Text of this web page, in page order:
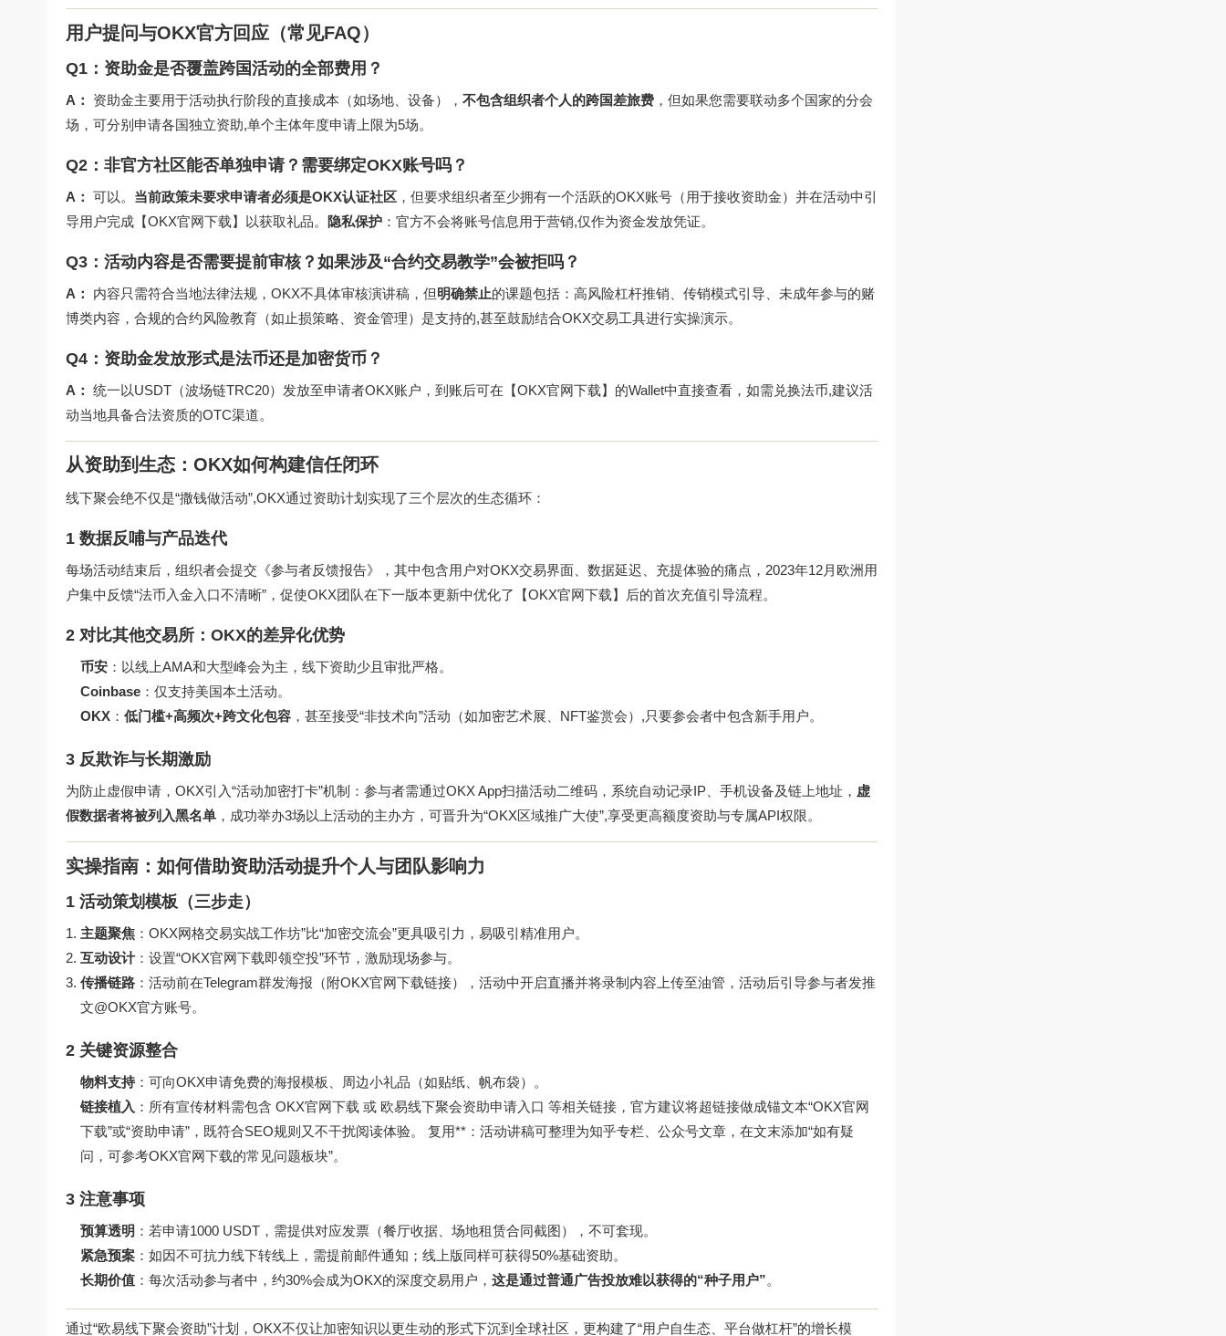
用户提问与OKX官方回应（常见FAQ）
Q1：资助金是否覆盖跨国活动的全部费用？
A： 资助金主要用于活动执行阶段的直接成本（如场地、设备）， 不包含组织者个人的跨国差旅费 ，但如果您需要联动多个国家的分会
场，可分别申请各国独立资助,单个主体年度申请上限为5场。
Q2：非官方社区能否单独申请？需要绑定OKX账号吗？
A： 可以。 当前政策未要求申请者必须是OKX认证社区 ，但要求组织者至少拥有一个活跃的OKX账号（用于接收资助金）并在活动中引
导用户完成【OKX官网下载】以获取礼品。
隐私保护 ：官方不会将账号信息用于营销,仅作为资金发放凭证。
Q3：活动内容是否需要提前审核？如果涉及“合约交易教学”会被拒吗？
A： 内容只需符合当地法律法规，OKX不具体审核演讲稿，但明确禁止的课题包括：高风险杠杆推销、传销模式引导、未成年参与的赌
博类内容，合规的合约风险教育（如止损策略、资金管理）是支持的,甚至鼓励结合OKX交易工具进行实操演示。
Q4：资助金发放形式是法币还是加密货币？
A： 统一以USDT（波场链TRC20）发放至申请者OKX账户，到账后可在【OKX官网下载】的Wallet中直接查看，如需兑换法币,建议活
动当地具备合法资质的OTC渠道。
从资助到生态：OKX如何构建信任闭环
线下聚会绝不仅是“撒钱做活动”,OKX通过资助计划实现了三个层次的生态循环：
1 数据反哺与产品迭代
每场活动结束后，组织者会提交《参与者反馈报告》，其中包含用户对OKX交易界面、数据延迟、充提体验的痛点，2023年12月欧洲用
户集中反馈“法币入金入口不清晰”，促使OKX团队在下一版本更新中优化了【OKX官网下载】后的首次充值引导流程。
2 对比其他交易所：OKX的差异化优势
币安 ：以线上AMA和大型峰会为主，线下资助少且审批严格。
Coinbase ：仅支持美国本土活动。
OKX ： 低门槛+高频次+跨文化包容 ，甚至接受“非技术向”活动（如加密艺术展、NFT鉴赏会）,只要参会者中包含新手用户。
3 反欺诈与长期激励
为防止虚假申请，OKX引入“活动加密打卡”机制：参与者需通过OKX App扫描活动二维码，系统自动记录IP、手机设备及链上地址， 虚
假数据者将被列入黑名单 ，成功举办3场以上活动的主办方，可晋升为“OKX区域推广大使”,享受更高额度资助与专属API权限。
实操指南：如何借助资助活动提升个人与团队影响力
1 活动策划模板（三步走）
主题聚焦 ：OKX网格交易实战工作坊”比“加密交流会”更具吸引力，易吸引精准用户。
互动设计：设置“OKX官网下载即领空投”环节，激励现场参与。
传播链路 ：活动前在Telegram群发海报（附OKX官网下载链接），活动中开启直播并将录制内容上传至油管，活动后引导参与者发推
文@OKX官方账号。
2 关键资源整合
物料支持：可向OKX申请免费的海报模板、周边小礼品（如贴纸、帆布袋）。
链接植入 ：所有宣传材料需包含 OKX官网下载 或 欧易线下聚会资助申请入口 等相关链接，官方建议将超链接做成锚文本“OKX官网
下载”或“资助申请”，既符合SEO规则又不干扰阅读体验。 复用**：活动讲稿可整理为知乎专栏、公众号文章，在文末添加“如有疑
问，可参考OKX官网下载的常见问题板块”。
3 注意事项
预算透明 ：若申请1000 USDT，需提供对应发票（餐厅收据、场地租赁合同截图），不可套现。
紧急预案 ：如因不可抗力线下转线上，需提前邮件通知；线上版同样可获得50%基础资助。
长期价值 ：每次活动参与者中，约30%会成为OKX的深度交易用户， 这是通过普通广告投放难以获得的“种子用户”。
通过“欧易线下聚会资助”计划，OKX不仅让加密知识以更生动的形式下沉到全球社区，更构建了“用户自生态、平台做杠杆”的增长模